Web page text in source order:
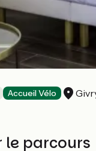
Accueil Vélo
le parcours